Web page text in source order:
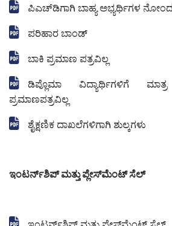
ಪಿಎಚ್‌ಡಿಗಾಗಿ ಬಾಹ್ಯ ಅಭ್ಯರ್ಥಿಗಳ
ಪರಿಹಾರ ಬಾಂಡ್
ಬಾಕಿ ಪ್ರಮಾಣ ಪತ್ರವಿಲ್ಲ
ಡಿಪ್ಲೊಮಾ ವಿದ್ಯಾರ್ಥಿಗಳಿಗೆ
ಪ್ರಮಾಣಪತ್ರವಿಲ್ಲ
ಶೈಕ್ಷಣಿಕ ದಾಖಲೆಗಳಿಗಾಗಿ ಶುಲ್ಕಗಳು
ಇಂಟರ್ನ್‌ಶಿಪ್ ಮತ್ತು ಪ್ಲೇಸ್‌ಮೆಂಟ್ ಸೆಲ್